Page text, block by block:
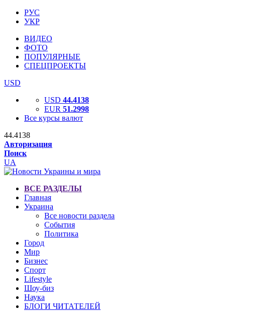
РУС
УКР
ВИДЕО
ФОТО
ПОПУЛЯРНЫЕ
СПЕЦПРОЕКТЫ
USD
USD 44.4138
EUR 51.2998
Все курсы валют
44.4138
Авторизация
Поиск
UA
ВСЕ РАЗДЕЛЫ
Главная
Украина
Все новости раздела
События
Политика
Город
Мир
Бизнес
Спорт
Lifestyle
Шоу-биз
Наука
БЛОГИ ЧИТАТЕЛЕЙ